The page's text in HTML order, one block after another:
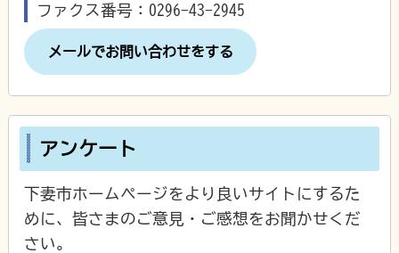
ファクス番号：0296-43-2945
メールでお問い合わせをする
アンケート
下妻市ホームページをより良いサイトにするた
めに、皆さまのご意見・ご感想をお聞かせくだ
さい。